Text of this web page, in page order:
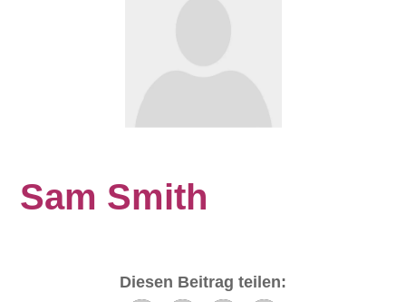
Sam Smith
Diesen Beitrag teilen: